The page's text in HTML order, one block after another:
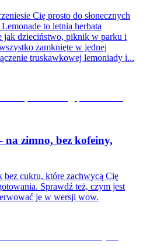
Cię prosto do słonecznych
to letnia herbata
jak dzieciństwo, piknik w parku i
zamknięte w jednej
truskawkowej lemoniady i...
na zimno, bez kofeiny,
bez cukru, które zachwycą Cię
Sprawdź też, czym jest
je w wersji wow.